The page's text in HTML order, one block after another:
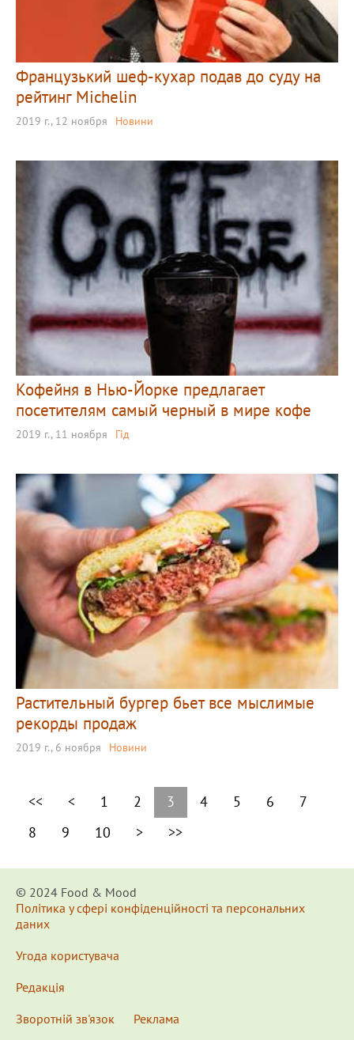
Французький шеф-кухар подав до суду на
рейтинг Michelin
2019 г., 12 ноября Новини
Кофейня в Нью-Йорке предлагает
посетителям самый черный в мире кофе
2019 г., 11 ноября Гід
Растительный бургер бьет все мыслимые
рекорды продаж
2019 г., 6 ноября Новини
<< < 1 2 3 4 5 6
7
8
9 10 > >>
© 2024 Food & Мood
Політика у сфері конфіденційності та персональних
даних
Угода користувача
Редакція
Зворотній зв'язок
Реклама